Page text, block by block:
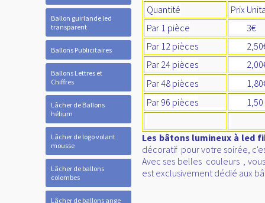
Ballon guirlande led
transparent
Ballons Publicitaires
Ballons Lettres et
Chiffres
Lâcher de Ballons
hélium
Lâcher de logo volant
mousse
Lâcher de ballons
colombes
Lâcher de ballons ange
Quantité
Prix
Par 1 pièce
3€
Par 12 pièces
Par 24 pièces
Par 48 pièces
Par 96 pièces
1,50
Les bâtons lumineux à led
décoratif pour votre soirée,
Avec ses belles couleurs ,
est exclusivement dédié aux